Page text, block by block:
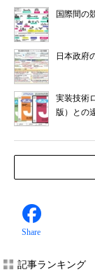
国際間の
日本政府
実装技術
版）との
Share
記事ランキング